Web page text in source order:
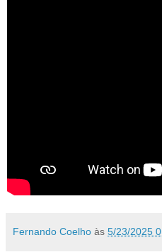
Fernando Coelho às 5/23/2025